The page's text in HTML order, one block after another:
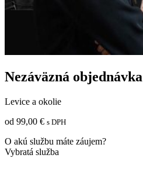
Nezáväzná objednávka
Levice a okolie
od 99,00 € s DPH
O akú službu máte záujem?
Vybratá služba